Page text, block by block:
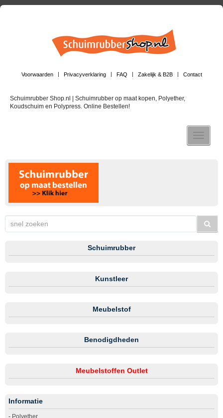
Voorwaarden Privacyverklaring FAQ Zakelijk & B2B Contact
Schuimrubber Shop.nl | Schuimrubber op maat kopen, Polyether,
Koudschuim en Polypress. Online Bestellen!
Toggle
Schuimrubber
Kunstleer
Meubelstof
Benodigdheden
Meubelstoffen Outlet
Informatie
- Polyether